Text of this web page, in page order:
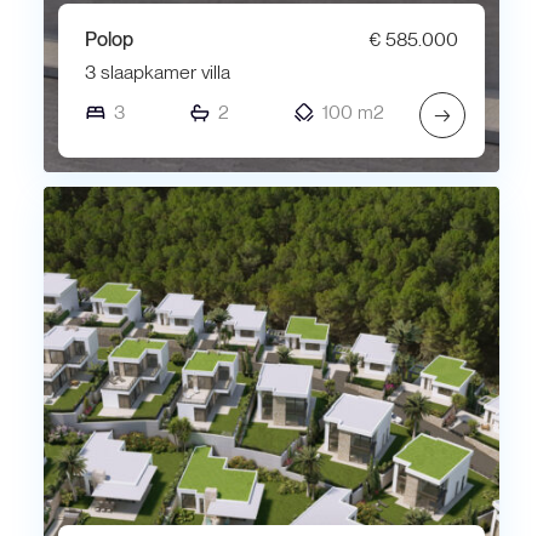
Polop
€ 585.000
3 slaapkamer villa
3
2 100 m2 →